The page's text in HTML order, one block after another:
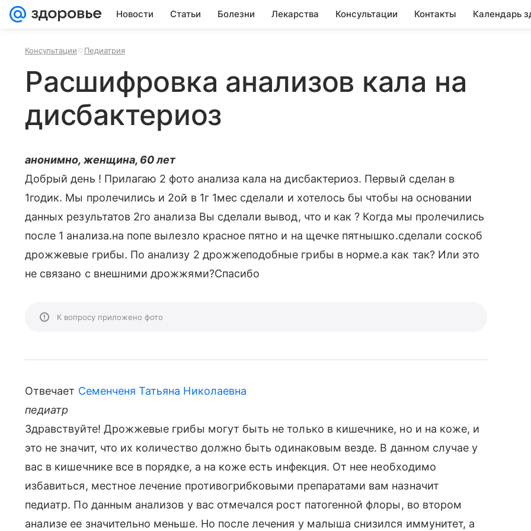
Новости Статьи Болезни Лекарства Консультации Контакты Календарь
Консультации Педиатрия
Расшифровка анализов кала на
дисбактериоз
анонимно, женщина, 60 лет
Добрый день ! Прилагаю 2 фото анализа кала на дисбактериоз. Первый сделан в
1годик. Мы пролечились и 2ой в 1г 1мес сделали и хотелось бы чтобы на основании
данных результатов 2го анализа Вы сделали вывод, что и как ? Когда мы пролечились
после 1 анализа.на попе вылезло красное пятно и на щечке пятнышко.сделали соскоб
дрожжевые грибы. По анализу 2 дрожжеподобные грибы в норме.а как так? Или это
не связано с внешними дрожжями?Спасибо
К вопросу приложено фото
Отвечает Семенченя Татьяна Николаевна
педиатр
Здравствуйте! Дрожжевые грибы могут быть не только в кишечнике, но и на коже, и
это не значит, что их количество должно быть одинаковым везде. В данном случае у
вас в кишечнике все в порядке, а на коже есть инфекция. От нее необходимо
избавиться, местное лечение противогрибковыми препаратами вам назначит
педиатр. По данным анализов у вас отмечался рост патогенной флоры, во втором
анализе ее значительно меньше. Но после лечения у малыша снизился иммунитет, а